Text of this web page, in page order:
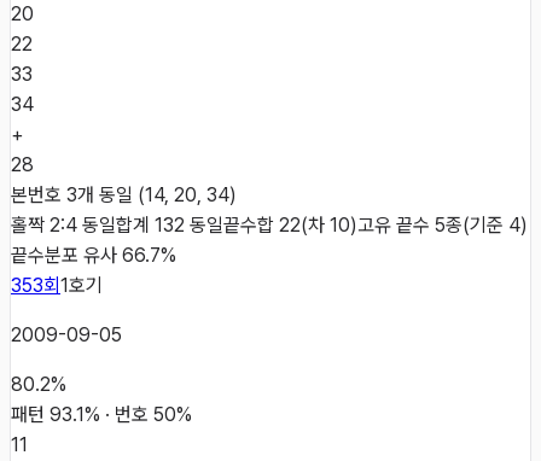
20
22
33
34
+
28
본번호 3개 동일 (14, 20, 34)
홀짝 2:4 동일합계 132 동일끝수합 22(차 10)고유 끝수 5종(기준 4)
끝수분포 유사 66.7%
353회1호기
2009-09-05
80.2%
패턴 93.1% · 번호 50%
11